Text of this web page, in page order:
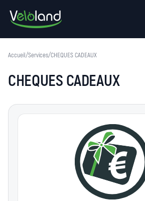
Accueil/Services/CHEQUES CADEAUX
CHEQUES CADEAUX